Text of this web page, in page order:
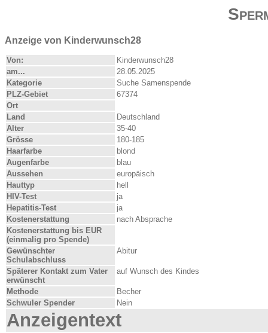
Anzeige von Kinderwunsch28
Von:
Kinderwunsch28
am...
28.05.2025
Kategorie
Suche Samenspende
PLZ-Gebiet
67374
Ort
Land
Deutschland
Alter
35-40
Grösse
180-185
Haarfarbe
blond
Augenfarbe
blau
Aussehen
europäisch
Hauttyp
hell
HIV-Test
ja
Hepatitis-Test
ja
Kostenerstattung
nach Absprache
Kostenerstattung bis EUR
(einmalig pro Spende)
Gewünschter
Schulabschluss
Abitur
Späterer Kontakt zum Vater
erwünscht
auf Wunsch des Kindes
Methode
Becher
Schwuler Spender
Nein
Anzeigentext